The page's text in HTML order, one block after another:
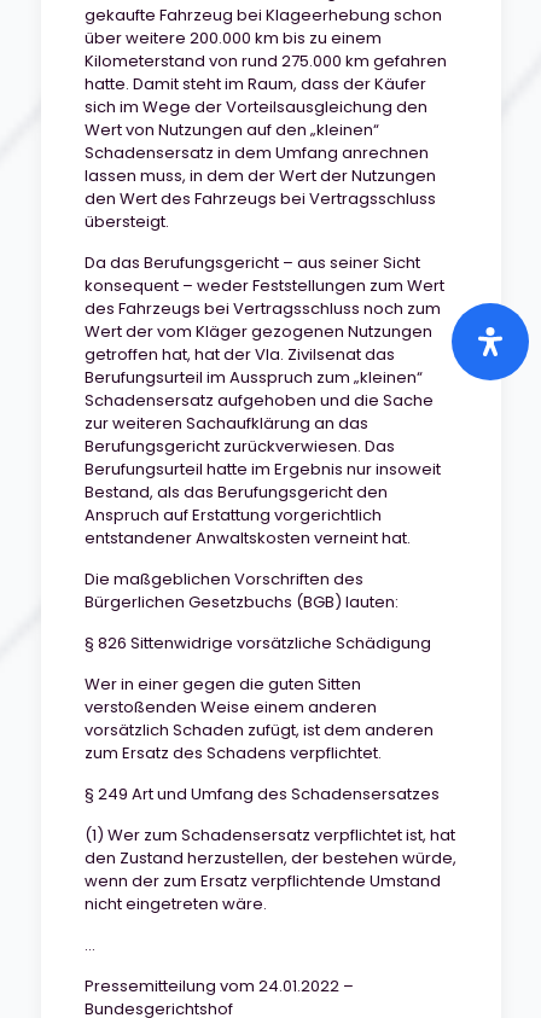
gekaufte Fahrzeug bei Klageerhebung schon
über weitere 200.000 km bis zu einem
Kilometerstand von rund 275.000 km gefahren
hatte. Damit steht im Raum, dass der Käufer
sich im Wege der Vorteilsausgleichung den
Wert von Nutzungen auf den „kleinen“
Schadensersatz in dem Umfang anrechnen
lassen muss, in dem der Wert der Nutzungen
den Wert des Fahrzeugs bei Vertragsschluss
übersteigt.
Da das Berufungsgericht – aus seiner Sicht
konsequent – weder Feststellungen zum Wert
des Fahrzeugs bei Vertragsschluss noch zum
Wert der vom Kläger gezogenen Nutzungen
getroffen hat, hat der VIa. Zivilsenat das
Berufungsurteil im Ausspruch zum „kleinen“
Schadensersatz aufgehoben und die Sache
zur weiteren Sachaufklärung an das
Berufungsgericht zurückverwiesen. Das
Berufungsurteil hatte im Ergebnis nur insoweit
Bestand, als das Berufungsgericht den
Anspruch auf Erstattung vorgerichtlich
entstandener Anwaltskosten verneint hat.
Die maßgeblichen Vorschriften des
Bürgerlichen Gesetzbuchs (BGB) lauten:
§ 826 Sittenwidrige vorsätzliche Schädigung
Wer in einer gegen die guten Sitten
verstoßenden Weise einem anderen
vorsätzlich Schaden zufügt, ist dem anderen
zum Ersatz des Schadens verpflichtet.
§ 249 Art und Umfang des Schadensersatzes
(1) Wer zum Schadensersatz verpflichtet ist, hat
den Zustand herzustellen, der bestehen würde,
wenn der zum Ersatz verpflichtende Umstand
nicht eingetreten wäre.
…
Pressemitteilung vom 24.01.2022 –
Bundesgerichtshof